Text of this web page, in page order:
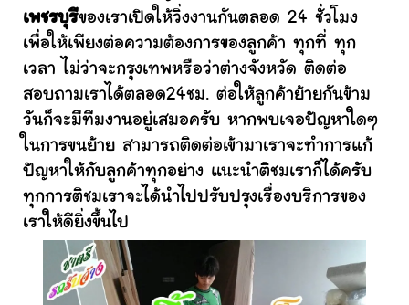
เพชรบุรีของเราเปิดให้วิ่งงานกันตลอด 24 ชั่วโมง
เพื่อให้เพียงต่อความต้องการของลูกค้า ทุกที่ ทุก
เวลา ไม่ว่าจะกรุงเทพหรือว่าต่างจังหวัด ติดต่อ
สอบถามเราได้ตลอด24ชม. ต่อให้ลูกค้าย้ายกันข้าม
วันก็จะมีทีมงานอยู่เสมอครับ หากพบเจอปัญหาใดๆ
ในการขนย้าย สามารถติดต่อเข้ามาเราจะทำการแก้
ปัญหาให้กับลูกค้าทุกอย่าง แนะนำติชมเราก็ได้ครับ
ทุกการติชมเราจะได้นำไปปรับปรุงเรื่องบริการของ
เราให้ดียิ่งขึ้นไป